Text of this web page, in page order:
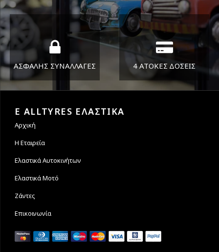
Όπου και αν είστε θα σας
στείλουμε τα ελαστικά σας
ΣΑΒ 8:30-13:30
ΑΣΦΑΛΗΣ ΣΥΝΑΛΛΑΓΕΣ 4 ΑΤΟΚΕΣ ΔΟΣΕΙΣ
E ALLTYRES ΕΛΑΣΤΙΚΑ
Αρχική
Η Εταιρεία
Ελαστικά Αυτοκινήτων
Ελαστικά Μοτό
Ζάντες
Επικοινωνία